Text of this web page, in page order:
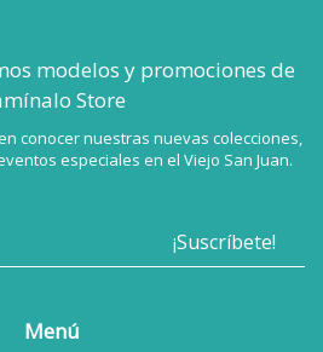
modelos y promociones de
Store
conocer nuestras nuevas colecciones,
especiales en el Viejo San Juan.
Menú